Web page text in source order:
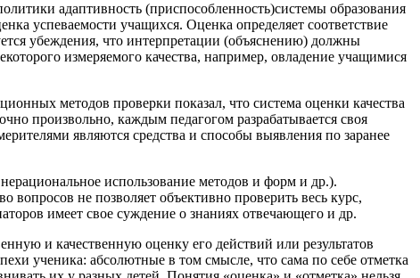
адаптивность (приспособленность)системы образования
успеваемости учащихся. Оценка определяет соответствие
убеждения, что интерпретации (объяснению) должны
измеряемого качества, например, овладение учащимися
методов проверки показал, что система оценки качества
произвольно, каждым педагогом разрабатывается своя
являются средства и способы выявления по заранее
использование методов и форм и др.).
не позволяет объективно проверить весь курс,
имеет свое суждение о знаниях отвечающего и др.
и качественную оценку его действий или результатов
ученика: абсолютные в том смысле, что сама по себе отметка